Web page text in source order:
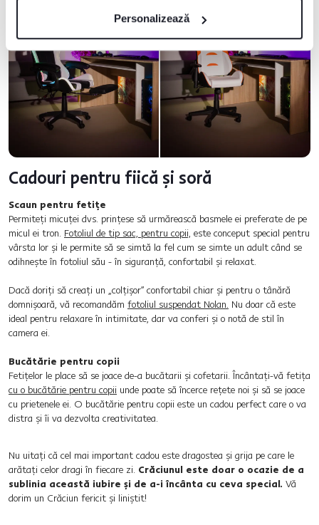
Personalizează
Cadouri pentru fiică și soră
Scaun pentru fetițe
Permiteți micuței dvs. prințese să urmărească basmele ei preferate de pe
micul ei tron. Fotoliul de tip sac, pentru copii, este conceput special pentru
vârsta lor și le permite să se simtă la fel cum se simte un adult când se
odihnește în fotoliul său - în siguranță, confortabil și relaxat.
Dacă doriți să creați un „colțișor” confortabil chiar și pentru o tânără
domnișoară, vă recomandăm fotoliul suspendat Nolan. Nu doar că este
ideal pentru relaxare în intimitate, dar va conferi și o notă de stil în
camera ei.
Bucătărie pentru copii
Fetițelor le place să se joace de-a bucătarii și cofetarii. Încântați-vă fetița
cu o bucătărie pentru copii unde poate să încerce rețete noi și să se joace
cu prietenele ei. O bucătărie pentru copii este un cadou perfect care o va
distra și îi va dezvolta creativitatea.
Nu uitați că cel mai important cadou este dragostea și grija pe care le
arătați celor dragi în fiecare zi. Crăciunul este doar o ocazie de a
sublinia această iubire și de a-i încânta cu ceva special. Vă
dorim un Crăciun fericit și liniștit!